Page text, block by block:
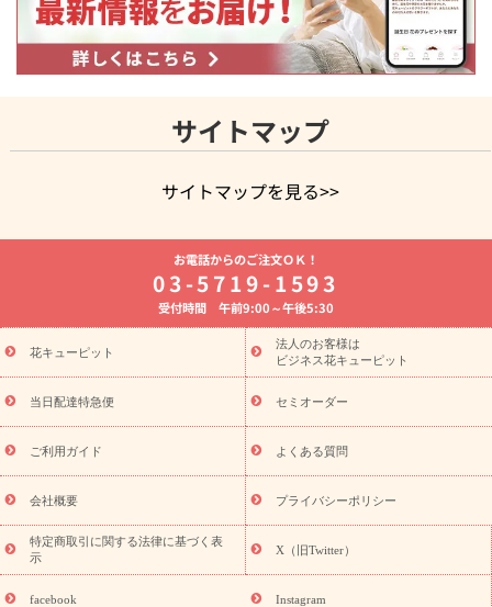
サイトマップ
サイトマップを見る>>
よく贈られる花
お祝いの花特集
誕生日フラワーギフト特集
8月の誕生花(トルコキキョウ)
開店・開業祝い
お供え・お悔やみ お供え・お悔やみの花
通夜・葬儀に贈る花 胡蝶蘭・花鉢
ーブドフラワー
季節のイベント
ひまわり ギフト・プレゼント
特集
お盆 花（新盆・初盆） 季節のイベント
お盆 花（新
盆・初盆）
お盆 花（新盆・初盆）
お盆・お供え 花とセットギ
フト
お盆・お供え プリザーブドフラワー
ひまわり ギフト・プ
レゼント特集
夏の花贈り・お中元・暑中見舞い 花のギフト特集
敬老の日におくる花ギフト・プレゼント特集
花ギフト・プレゼント特集
敬老の日 花のおすすめランキング
敬
老の日 花鉢植えのギフト・プレゼント特集
敬老の日 花とセットギ
フト・プレゼント特集
敬老の日の花 全てのギフト一覧
キャン
ペーン
映画『ウォーターガーディアンズ』コラボキャンペーン
「きょう誕生日なんです」キャンペーン
誕生日の花を探す
誕生日フラワーギフト 誕生日フラワーギフト特集
お電話からのご注文ＯＫ！
03-5719-1593
受付時間 午前9:00～午後5:30
花キューピット
法人のお客様は
ビジネス花キューピット
当日配達特急便 セミオーダー
ご利用ガイド よくある質問
会社概要 プライバシーポリシー
特定商取引に関する法律に基づく表
示
X（旧Twitter）
facebook Instagram